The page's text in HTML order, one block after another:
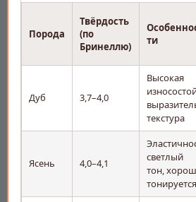
Порода
Твёрдость
(по
Бринеллю)
ти
Дуб 3,7–4,0
Высокая
текстура
Ясень 4,0–4,1
светлый
тон,
тонируется